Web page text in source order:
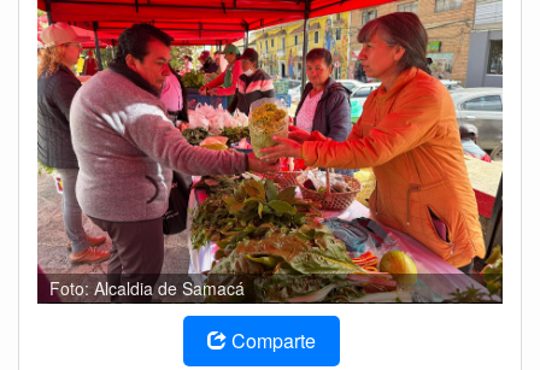
Foto: Alcaldia de Samacá
Comparte